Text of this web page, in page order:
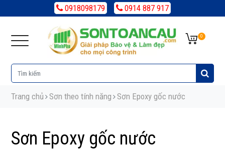
0918098179 0914 887 917
0
Trang chủ Sơn theo tính năng Sơn Epoxy gốc nước
Sơn Epoxy gốc nước